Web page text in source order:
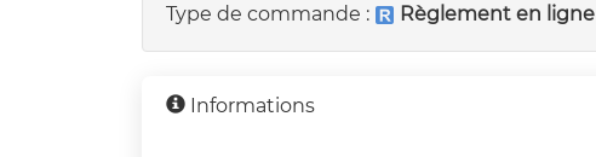
Type de commande : Règlement en ligne
Informations